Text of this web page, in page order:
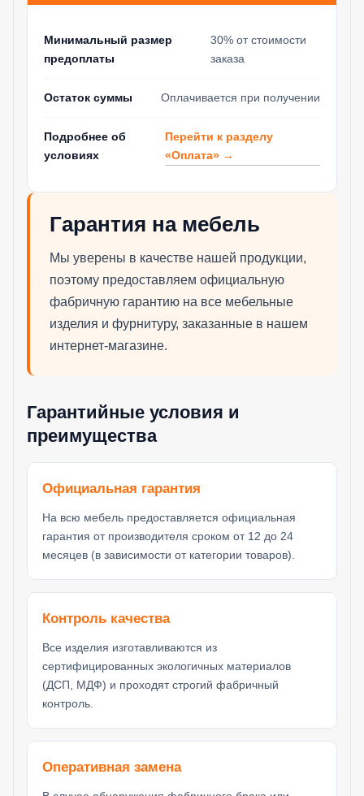
Минимальный размер
предоплаты
30% от стоимости
заказа
Остаток суммы Оплачивается при получении
Подробнее об
условиях
Перейти к разделу
«Оплата» →
Гарантия на мебель
Мы уверены в качестве нашей продукции,
поэтому предоставляем официальную
фабричную гарантию на все мебельные
изделия и фурнитуру, заказанные в нашем
интернет-магазине.
Гарантийные условия и
преимущества
Официальная гарантия
На всю мебель предоставляется официальная
гарантия от производителя сроком от 12 до 24
месяцев (в зависимости от категории товаров).
Контроль качества
Все изделия изготавливаются из
сертифицированных экологичных материалов
(ДСП, МДФ) и проходят строгий фабричный
контроль.
Оперативная замена